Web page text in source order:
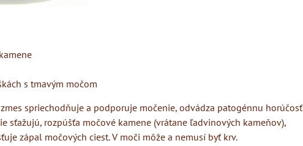
s tmavým močom
spriechodňuje a podporuje močenie, odvádza patogénnu horúčosť
sťažujú, rozpúšťa močové kamene (vrátane ľadvinových kameňov),
zápal močových ciest. V moči môže a nemusí byť krv.